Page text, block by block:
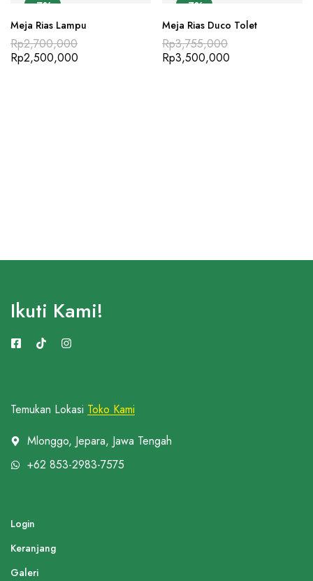
-7%
Meja Rias Lampu
Rp2,700,000
Rp2,500,000
-7%
Meja Rias Duco Tolet
Rp3,755,000
Rp3,500,000
Temukan Lokasi Toko Kami
Mlonggo, Jepara, Jawa Tengah
+62 853-2983-7575
Login
Keranjang
Galeri
Ikuti Kami!